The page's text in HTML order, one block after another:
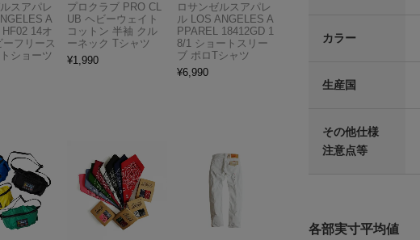
カラー
生産国
その他仕様
注意点等
各部実寸平均値
スアパレ
A
14オ
ーフリース
ショーツ
プロクラブ PRO CL
UB ヘビーウェイト
コットン 半袖 クル
ーネック Tシャツ
¥1,990
ロサンゼルスアパレ
ル LOS ANGELES A
PPAREL 18412GD 1
8/1 ショートスリー
ブ ポロTシャツ
¥6,990